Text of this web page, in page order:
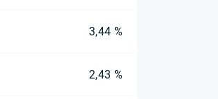
3,44 %
2,43 %